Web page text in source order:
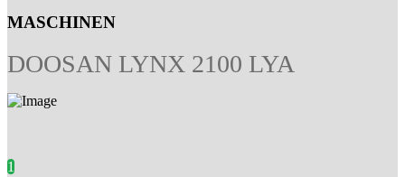
MASCHINEN
DOOSAN LYNX 2100 LYA
1